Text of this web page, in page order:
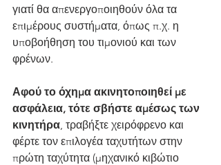
γιατί θα απενεργοποιηθούν όλα τα
επιμέρους συστήματα, όπως π.χ. η
υποβοήθηση του τιμονιού και των
φρένων.
Αφού το όχημα ακινητοποιηθεί με
ασφάλεια, τότε σβήστε αμέσως των
κινητήρα, τραβήξτε χειρόφρενο και
φέρτε τον επιλογέα ταχυτήτων στην
πρώτη ταχύτητα (μηχανικό κιβώτιο